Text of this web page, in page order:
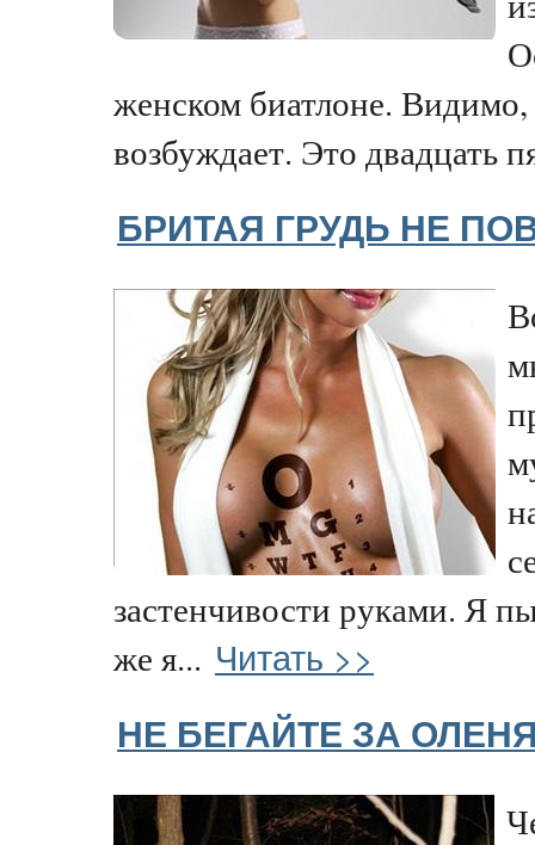
женском биатлоне.
возбуждает. Это двадцать
БРИТАЯ ГРУДЬ НЕ
застенчивости руками. Я
же я... Читать >>
НЕ БЕГАЙТЕ ЗА